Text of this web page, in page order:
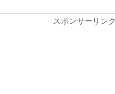
スポンサーリンク